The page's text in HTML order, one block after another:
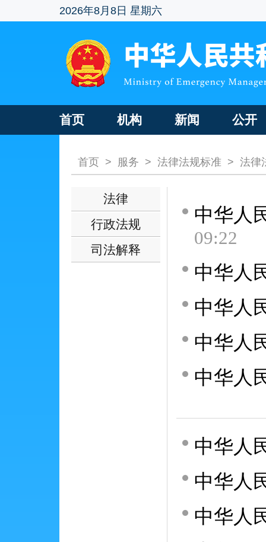
2026年8月8日 星期六
首页 机构 新闻 公开
首页 > 服务 > 法律法规标准 > 法律
法律
行政法规
司法解释
中华人
09:22
中华人
中华人
中华人
中华人
中华人
中华人
中华人